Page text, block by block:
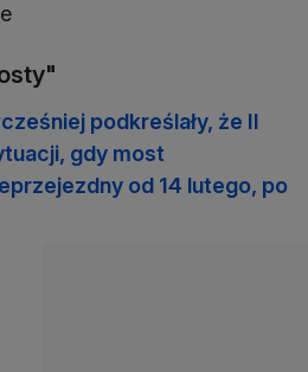
podkreślały, że II
gdy most
od 14 lutego, po